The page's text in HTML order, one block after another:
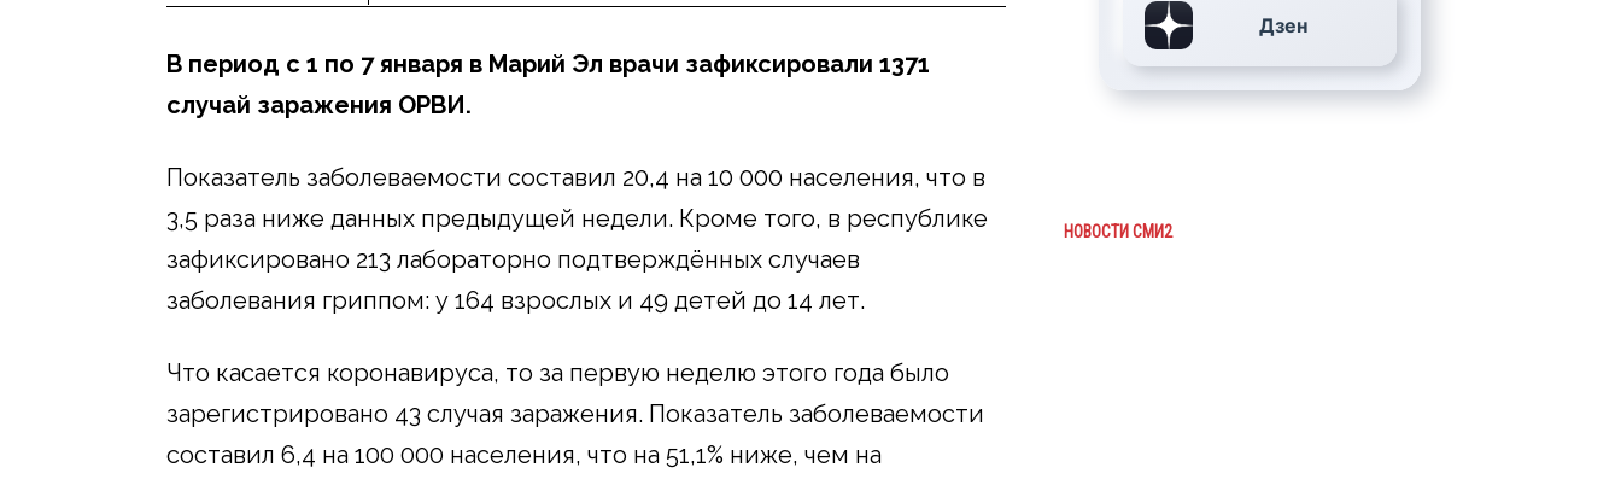
В период с 1 по 7 января в Марий Эл врачи зафиксировали 1371
случай заражения ОРВИ.
Показатель заболеваемости составил 20,4 на 10 000 населения, что в
3,5 раза ниже данных предыдущей недели. Кроме того, в республике
зафиксировано 213 лабораторно подтверждённых случаев
заболевания гриппом: у 164 взрослых и 49 детей до 14 лет.
Что касается коронавируса, то за первую неделю этого года было
зарегистрировано 43 случая заражения. Показатель заболеваемости
составил 6,4 на 100 000 населения, что на 51,1% ниже, чем на
Дзен
НОВОСТИ СМИ2